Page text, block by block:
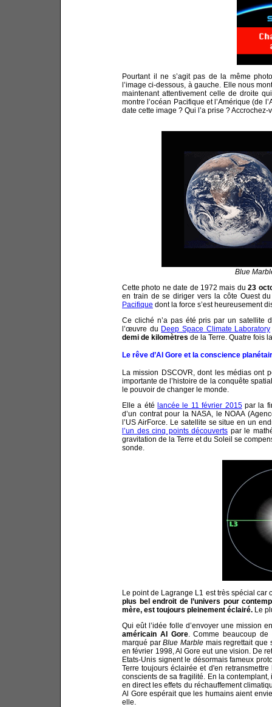
Pourtant il ne s’agit pas de la même
l’image ci-dessous, à gauche. Elle nous
maintenant attentivement celle de droite
montre l’océan Pacifique et l’Amérique (de
date cette image ? Qui l’a prise ?
Blue
Cette photo ne date de 1972 mais du23
en train de se diriger vers la côte Ouest
Pacifique dont la force s’est heureusement
Ce cliché n’a pas été pris par un satellite
l’œuvre du Deep Space Climate Laboratory
demi de kilomètres de la Terre. Quatre fois
Le rêve d’Al Gore et la conscience
La mission DSCOVR, dont les médias ont
importante de l’histoire de la conquête
le pouvoir de changer le monde.
Elle a été lancée le 11 février 2015par la
d’un contrat pour la NASA, le NOAA
l’US AirForce. Le satellite se situe en un
l’un des cinq points découverts par le
gravitation de la Terre et du Soleil se
sonde.
Le point de Lagrange L1 est très spécial car
plus bel endroit de l’univers pour
mère, est toujours pleinement éclairé. Le
Qui eût l’idée folle d’envoyer une mission
américain Al Gore. Comme beaucoup de
marqué parBlue Marblemais regrettait que
en février 1998, Al Gore eut une vision. De
Etats-Unis signent le désormais fameux
Terre toujours éclairée et d'en
conscients de sa fragilité. En la
en direct les effets du réchauffement
Al Gore espérait que les humains aient
elle.